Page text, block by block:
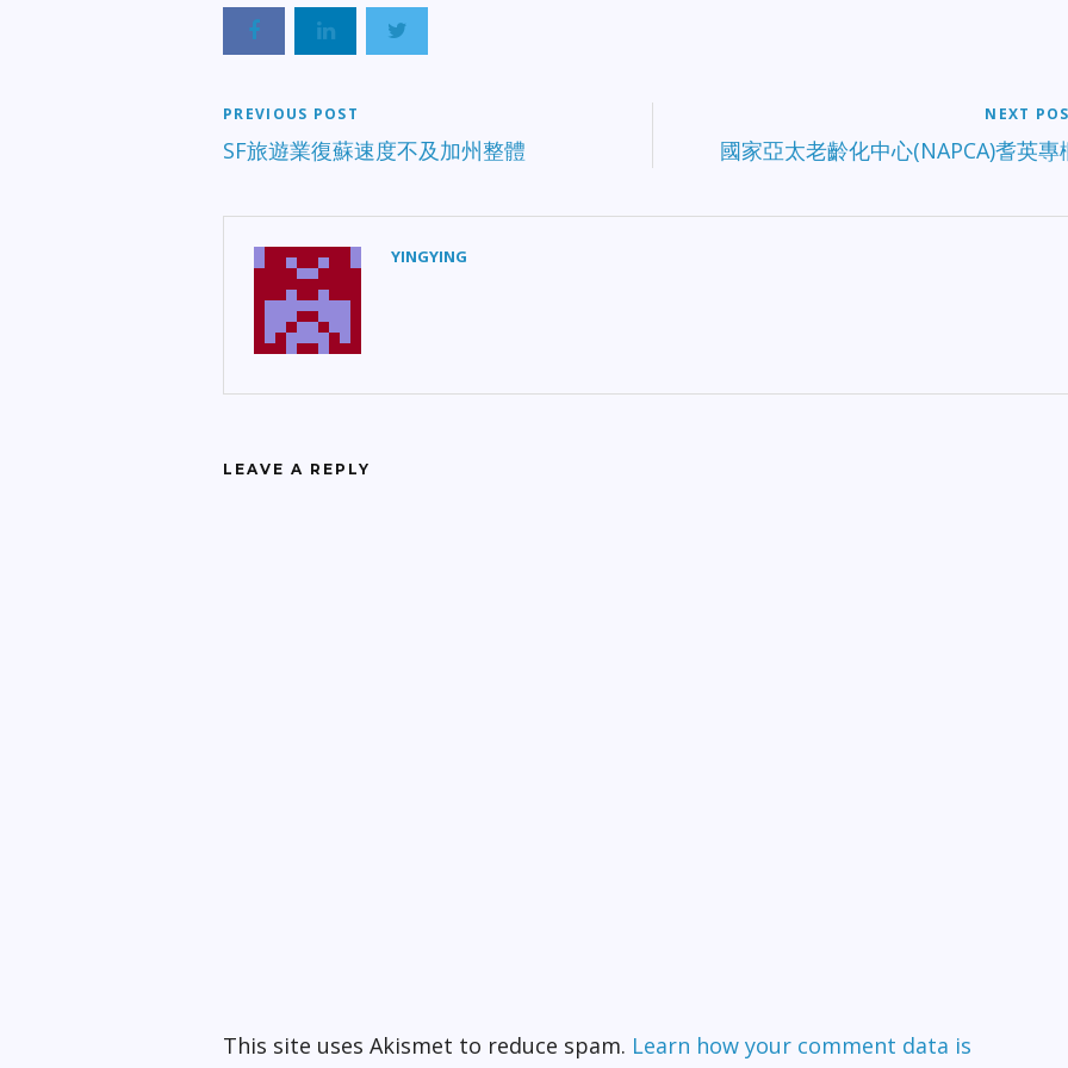
PREVIOUS POST
SF旅遊業復蘇速度不及加州整體
NEXT
國家亞太老齡化中心(NAPCA)耆英專
YINGYING
LEAVE A REPLY
This site uses Akismet to reduce spam. Learn how your comment data is